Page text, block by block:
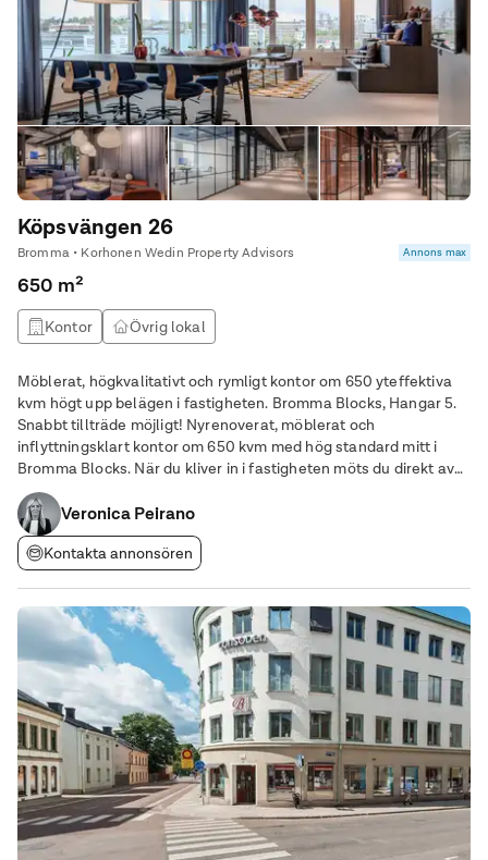
Köpsvängen 26
Bromma • Korhonen Wedin Property Advisors Annons max
650 m²
Kontor Övrig lokal
Möblerat, högkvalitativt och rymligt kontor om 650 yteffektiva
kvm högt upp belägen i fastigheten. Bromma Blocks, Hangar 5.
Snabbt tillträde möjligt! Nyrenoverat, möblerat och
inflyttningsklart kontor om 650 kvm med hög standard mitt i
Bromma Blocks. När du kliver in i fastigheten möts du direkt av
en representabel entré med högt i tak. Lokalen har en bra mix av
öppen planlösning/till viss
Veronica Peirano
Kontakta annonsören